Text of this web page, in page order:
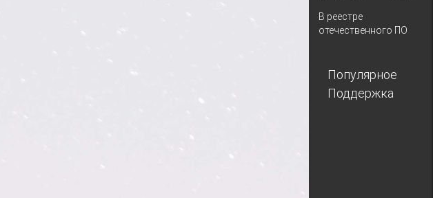
В реестре
отечественного ПО
Популярное
Поддержка